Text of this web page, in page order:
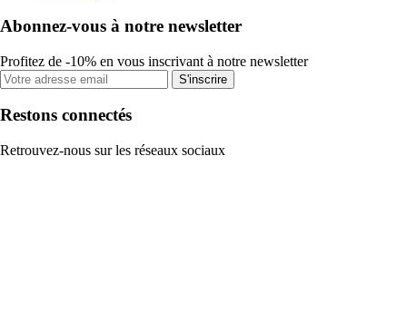
Abonnez-vous à notre newsletter
Profitez de -10% en vous inscrivant à notre newsletter
S'inscrire
Restons connectés
Retrouvez-nous sur les réseaux sociaux